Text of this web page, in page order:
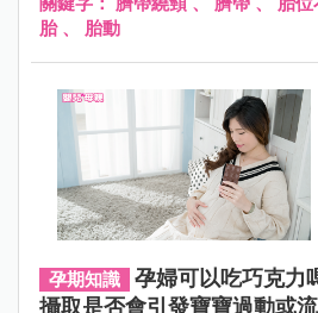
胎、 胎動
孕期知識
孕婦可以吃巧克力
攝取是否會引發寶寶過動或